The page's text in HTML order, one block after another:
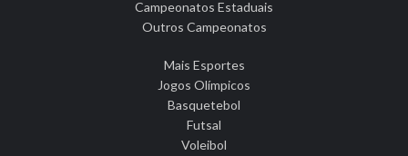
Campeonatos Estaduais
Outros Campeonatos
Mais Esportes
Jogos Olímpicos
Basquetebol
Futsal
Voleibol